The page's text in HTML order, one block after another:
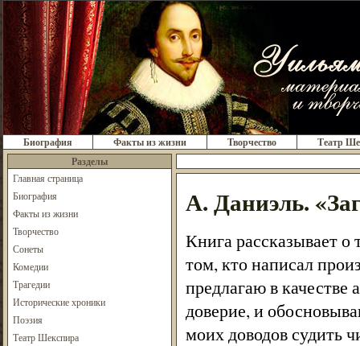
Биография Факты из жизни Творчество
Театр
Разделы
Главная страница
Биография
Факты из жизни
Творчество
Сонеты
Комедии
Трагедии
Исторические хроники
Поэзия
Театр Шекспира
А. Даниэль.
Книга рассказывает
том, кто написал
предлагаю в качестве
доверие, и
моих доводов судить